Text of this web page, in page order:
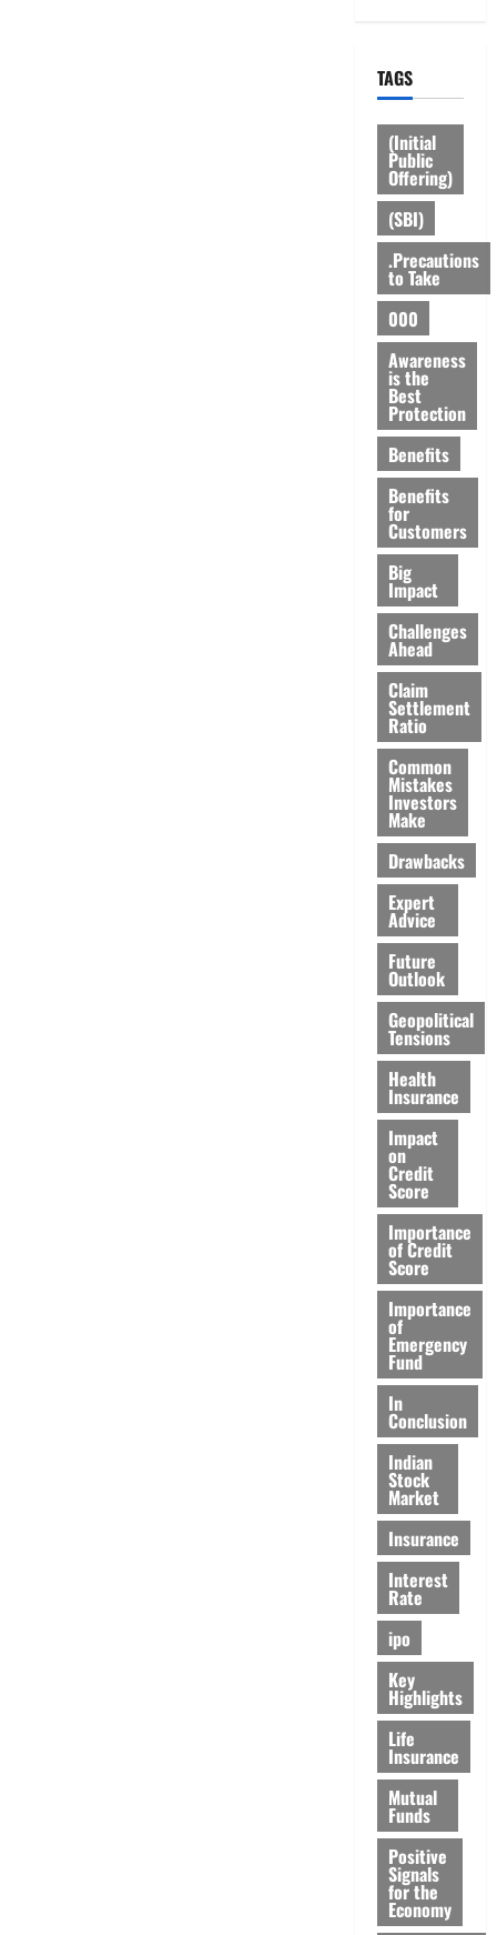
TAGS
(Initial
Public
Offering)
(SBI)
.Precautions
to Take
000
Awareness
is the
Best
Protection
Benefits
Benefits
for
Customers
Big
Impact
Challenges
Ahead
Claim
Settlement
Ratio
Common
Mistakes
Investors
Make
Drawbacks
Expert
Advice
Future
Outlook
Geopolitical
Tensions
Health
Insurance
Impact
on
Credit
Score
Importance
of Credit
Score
Importance
of
Emergency
Fund
In
Conclusion
Indian
Stock
Market
Insurance
Interest
Rate
ipo
Key
Highlights
Life
Insurance
Mutual
Funds
Positive
Signals
for the
Economy